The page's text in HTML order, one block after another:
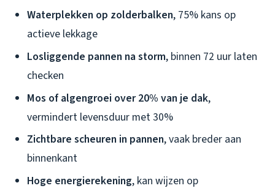
Waterplekken op zolderbalken, 75% kans op
actieve lekkage
Losliggende pannen na storm, binnen 72 uur laten
checken
Mos of algengroei over 20% van je dak,
vermindert levensduur met 30%
Zichtbare scheuren in pannen, vaak breder aan
binnenkant
Hoge energierekening, kan wijzen op